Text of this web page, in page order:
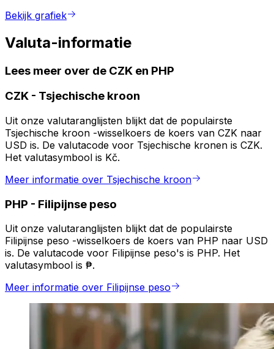
Bekijk grafiek
Valuta-informatie
Lees meer over de CZK en PHP
CZK - Tsjechische kroon
Uit onze valutaranglijsten blijkt dat de populairste
Tsjechische kroon -wisselkoers de koers van CZK naar
USD is. De valutacode voor Tsjechische kronen is CZK.
Het valutasymbool is Kč.
Meer informatie over Tsjechische kroon
PHP - Filipijnse peso
Uit onze valutaranglijsten blijkt dat de populairste
Filipijnse peso -wisselkoers de koers van PHP naar USD
is. De valutacode voor Filipijnse peso's is PHP. Het
valutasymbool is ₱.
Meer informatie over Filipijnse peso